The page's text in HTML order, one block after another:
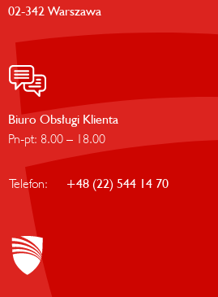
02-342 Warszawa
Biuro Obsługi Klienta
Pn-pt: 8.00 – 18.00
Telefon: +48 (22) 544 14 70